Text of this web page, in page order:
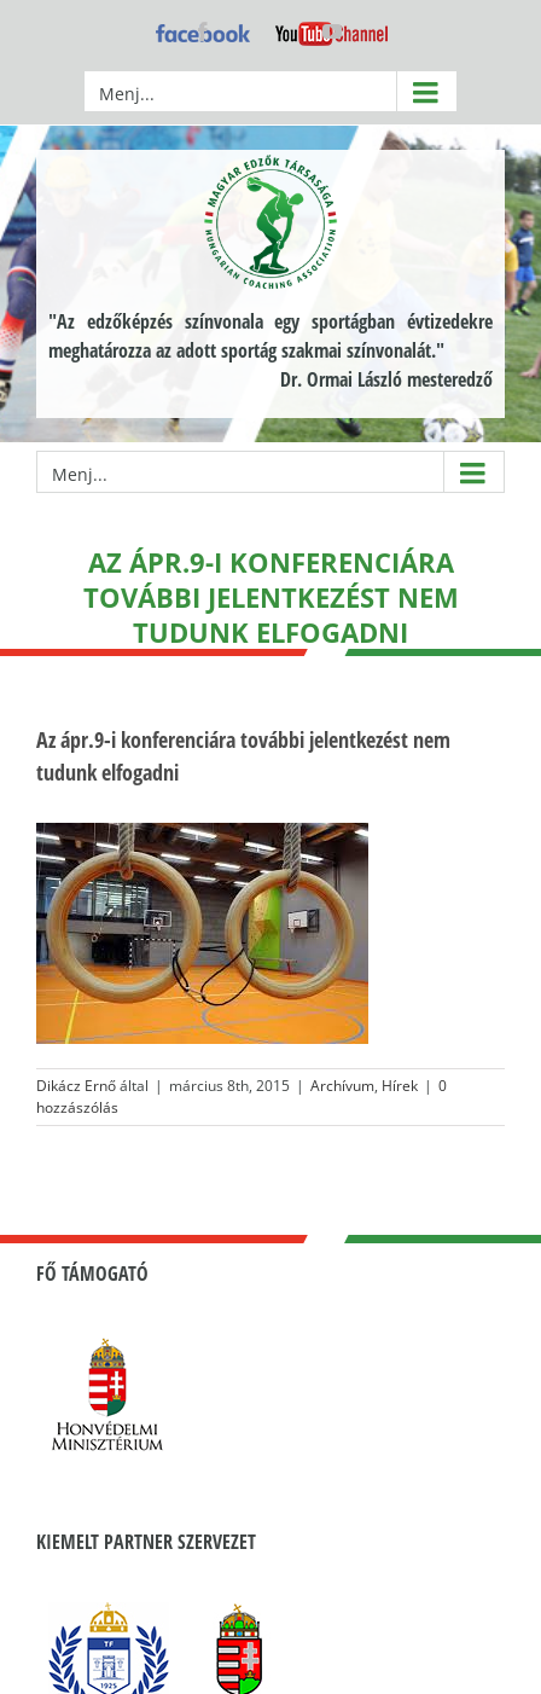
Facebook YouTube
Menj...
"Az edzőképzés színvonala egy sportágban évtizedekre
meghatározza az adott sportág szakmai színvonalát."
Dr. Ormai László mesteredző
Menj...
AZ ÁPR.9-I KONFERENCIÁRA
TOVÁBBI JELENTKEZÉST NEM
TUDUNK ELFOGADNI
Az ápr.9-i konferenciára további jelentkezést nem
tudunk elfogadni
Dikácz Ernőáltal | március 8th, 2015 | Archívum, Hírek | 0
hozzászólás
FŐ TÁMOGATÓ
KIEMELT PARTNER SZERVEZET